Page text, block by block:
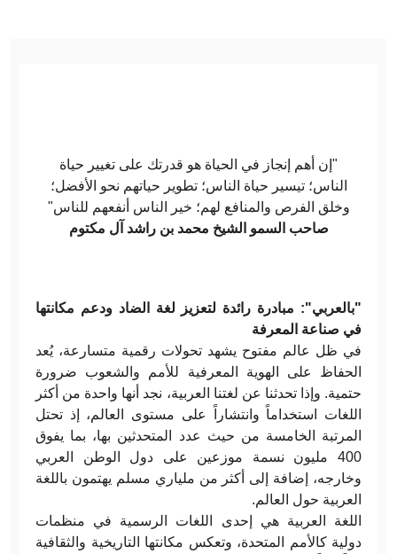
"إن أهم إنجاز في الحياة هو قدرتك على تغيير حياة
الناس؛ تيسير حياة الناس؛ تطوير حياتهم نحو الأفضل؛
وخلق الفرص والمنافع لهم؛ خير الناس أنفعهم للناس"
صاحب السمو الشيخ محمد بن راشد آل مكتوم
"بالعربي": مبادرة رائدة لتعزيز لغة الضاد ودعم مكانتها
في صناعة المعرفة
في ظل عالم مفتوح يشهد تحولات رقمية متسارعة، يُعد
الحفاظ على الهوية المعرفية للأمم والشعوب ضرورة
حتمية. وإذا تحدثنا عن لغتنا العربية، نجد أنها واحدة من أكثر
اللغات استخداماً وانتشاراً على مستوى العالم، إذ تحتل
المرتبة الخامسة من حيث عدد المتحدثين بها، بما يفوق
400 مليون نسمة موزعين على دول الوطن العربي
وخارجه، إضافة إلى أكثر من ملياري مسلم يهتمون باللغة
العربية حول العالم.
اللغة العربية هي إحدى اللغات الرسمية في منظمات
دولية كالأمم المتحدة، وتعكس مكانتها التاريخية والثقافية